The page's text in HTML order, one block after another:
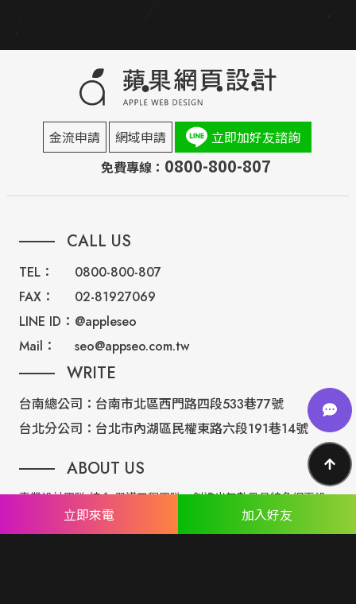
金流申請 網域申請
立即加好友諮詢
免費專線： 0800-800-807
CALL US
TEL：
0800-800-807
FAX：
02-81927069
LINE ID： @appleseo
Mail：
seo@appseo.com.tw
WRITE
台南總公司： 台南市北區西門路四段533巷77號
台北分公司： 台北市內湖區民權東路六段191巷14號
ABOUT US
專業設計團隊 結合 嚴謹工程團隊，創造出無數最具特色網頁設
計，不管是時尚美感或是網站最新特效技術，我們仍不斷學習推
出最創新的網頁設計。
立即來電 加入好友